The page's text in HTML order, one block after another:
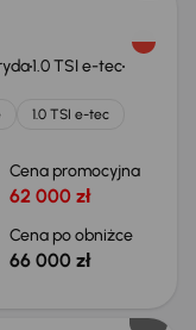
1.0 TSI e-tec
1.0 TSI e-tec
Cena promocyjna
62 000 zł
Cena po obniżce
66 000 zł